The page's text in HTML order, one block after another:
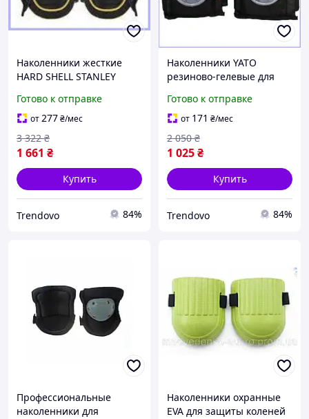
Наколенники жесткие
HARD SHELL STANLEY
строительства и
ландшафтных работ с
защитой коленей
Готово к отправке
от277₴/мес
1 661 ₴
3 322 ₴
Купить
Trendovo 84%
Наколенники YATO
резиново-гелевые для
повышают комфорт и
защищают колени
Готово к отправке
от 171 ₴/мес
1 025₴
2 050 ₴
Купить
Trendovo 84%
Профессиональные
наколенники для
Наколенники охранные
EVA для защиты коленей